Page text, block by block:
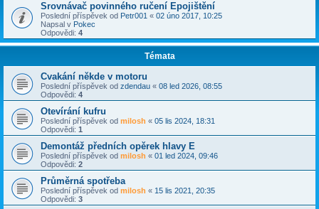
Srovnávač povinného ručení Epojištění
Poslední příspěvek od Petr001 « 02 úno 2017, 10:25
Napsal v Pokec
Odpovědi: 4
Témata
Cvakání někde v motoru
Poslední příspěvek od zdendau « 08 led 2026, 08:55
Odpovědi: 4
Otevírání kufru
Poslední příspěvek od milosh « 05 lis 2024, 18:31
Odpovědi: 1
Demontáž předních opěrek hlavy E
Poslední příspěvek od milosh « 01 led 2024, 09:46
Odpovědi: 2
Průměrná spotřeba
Poslední příspěvek od milosh « 15 lis 2021, 20:35
Odpovědi: 3